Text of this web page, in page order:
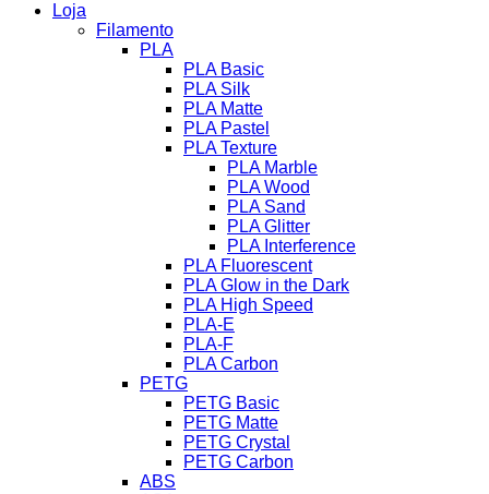
Loja
Filamento
PLA
PLA Basic
PLA Silk
PLA Matte
PLA Pastel
PLA Texture
PLA Marble
PLA Wood
PLA Sand
PLA Glitter
PLA Interference
PLA Fluorescent
PLA Glow in the Dark
PLA High Speed
PLA-E
PLA-F
PLA Carbon
PETG
PETG Basic
PETG Matte
PETG Crystal
PETG Carbon
ABS